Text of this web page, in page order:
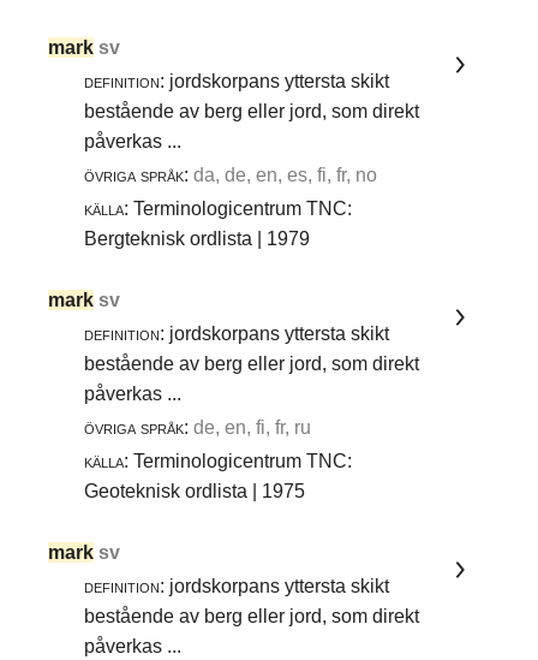
mark sv
definition: jordskorpans yttersta skikt
bestående av berg eller jord, som direkt
påverkas ...
övriga språk: da, de, en, es, fi, fr, no
källa: Terminologicentrum TNC:
Bergteknisk ordlista | 1979
mark sv
definition: jordskorpans yttersta skikt
bestående av berg eller jord, som direkt
påverkas ...
övriga språk: de, en, fi, fr, ru
källa: Terminologicentrum TNC:
Geoteknisk ordlista | 1975
mark sv
definition: jordskorpans yttersta skikt
bestående av berg eller jord, som direkt
påverkas ...